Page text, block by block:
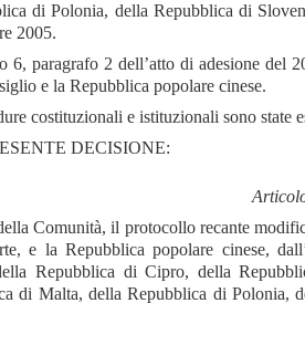
di Polonia, della Repubblica di
2005.
6, paragrafo 2 dell’atto di adesione del
e la Repubblica popolare cinese.
costituzionali e istituzionali sono
DECISIONE:
Comunità, il protocollo recante
e la Repubblica popolare cinese,
Repubblica di Cipro, della
di Malta, della Repubblica di Polonia,